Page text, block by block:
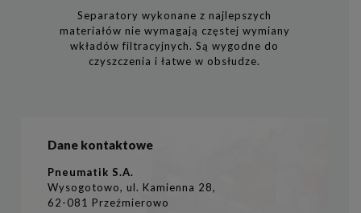
Separatory wykonane z najlepszych
materiałów nie wymagają częstej wymiany
wkładów filtracyjnych. Są wygodne do
czyszczenia i łatwe w obsłudze.
Dane kontaktowe
Pneumatik S.A.
Wysogotowo, ul. Kamienna 28,
62-081 Przeźmierowo